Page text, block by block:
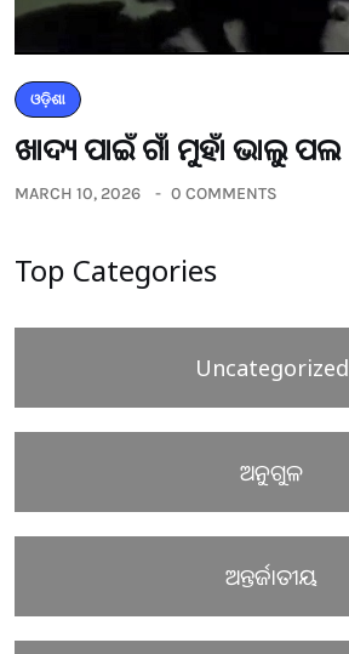
ଓଡ଼ିଶା
ଖାଦ୍ୟ ପାଇଁ ଗାଁ ମୁହାଁ ଭାଲୁ ପଲ
MARCH 10, 2026 0 COMMENTS
Top Categories
Uncategorized
ଅନୁଗୁଳ
ଅନ୍ତର୍ଜାତୀୟ